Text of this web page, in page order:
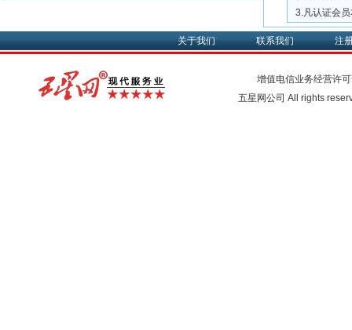
3.凡认证会
关于我们 联系我们 注
增值电信业务经营许
五星网公司 All rights